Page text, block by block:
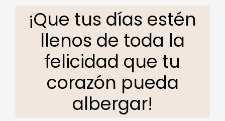
¡Que tus días estén
llenos de toda la
felicidad que tu
corazón pueda
albergar!